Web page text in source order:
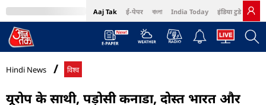
Aaj Tak ई-पेपर বাংলা India Today इंडिया टुडे हिंदी
MumbaiTak Cosmopolitan Harper's Bazaar Northeast
Hindi News विश्व
यूरोप के साथी, पड़ोसी कनाडा, दोस्त भारत और